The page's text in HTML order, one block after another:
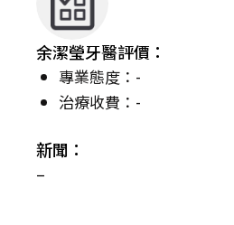
余潔瑩牙醫評價：
專業態度：-
治療收費：-
新聞：
–